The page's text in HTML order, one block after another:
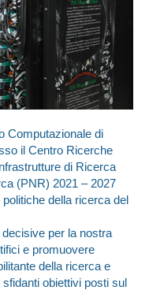
Computazionale di
il Centro Ricerche
di Ricerca
(PNR) 2021 – 2027
della ricerca del
per la nostra
e promuovere
della ricerca e
obiettivi posti sul